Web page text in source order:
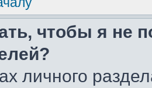
чтобы я не
личного